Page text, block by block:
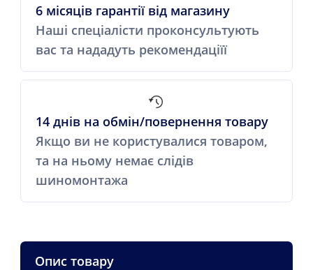
6 місяців гарантії від магазину
Наші спеціалісти проконсультують
вас та нададуть рекомендаціїї
14 днів на обмін/повернення товару
Якщо ви не користувалися товаром,
та на ньому немає слідів
шиномонтажа
Опис товару